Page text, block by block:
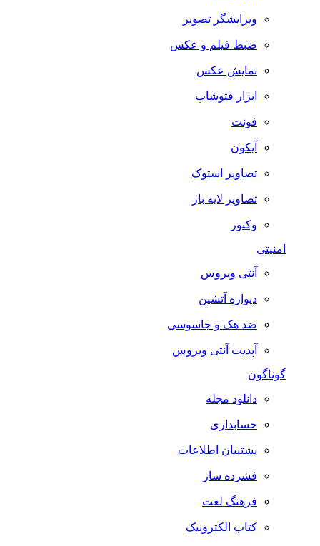
ویرایشگر تصویر
ضبط فيلم و عكس
نمایش عکس
ابزار فتوشاپ
فونت
آیکون
تصاویر استوک
تصاویر لایه باز
وکتور
امنیتی
آنتی ویروس
دیواره آتشین
ضد هک و جاسوسی
آپدیت آنتی ویروس
گوناگون
دانلود مجله
حسابداری
پشتیبان اطلاعات
فشرده ساز
فرهنگ لغت
کتاب الکترونیک